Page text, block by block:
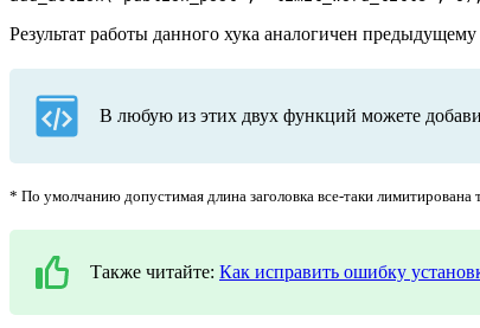
Результат работы данного хука аналогичен
В любую из этих двух функций можете
* По умолчанию допустимая длина заголовка все-таки
Также читайте: Как исправить ошибку